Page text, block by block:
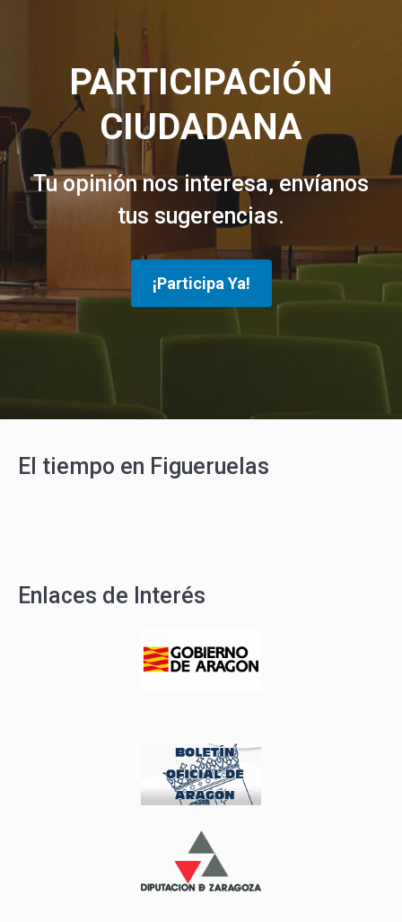
PARTICIPACIÓN
CIUDADANA
Tu opinión nos interesa, envíanos
tus sugerencias.
¡Participa Ya!
El tiempo en Figueruelas
Enlaces de Interés